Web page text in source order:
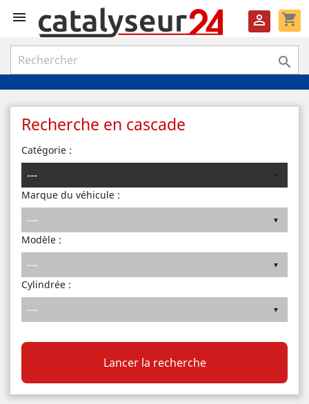
 shopping_cart


Recherche en cascade
Catégorie :
Marque du véhicule :
Modèle :
Cylindrée :
Lancer la recherche